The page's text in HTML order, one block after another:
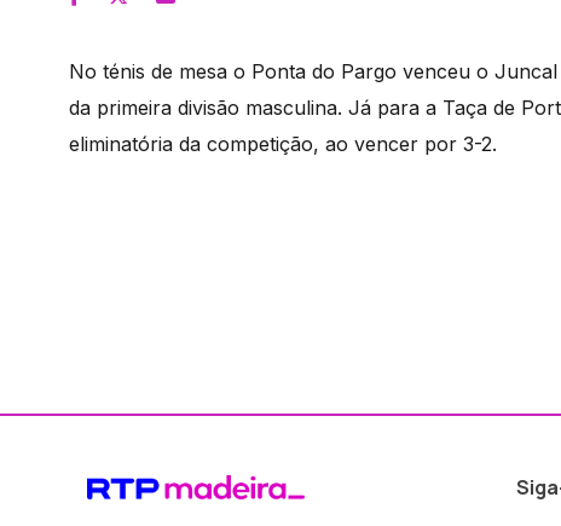
No ténis de mesa o Ponta do Pargo venceu o
da primeira divisão masculina. Já para a Taça de
eliminatória da competição, ao vencer por 3-2.